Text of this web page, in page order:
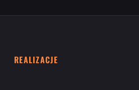
REALIZACJE